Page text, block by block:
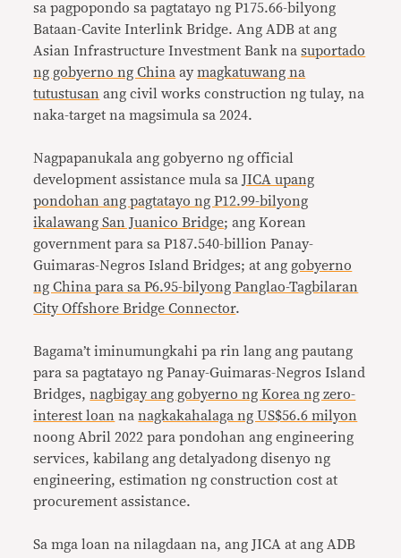
sa pagpopondo sa pagtatayo ng P175.66-bilyong
Bataan-Cavite Interlink Bridge. Ang ADB at ang
Asian Infrastructure Investment Bank nasuportado
ng gobyerno ng China aymagkatuwang na
tutustusan ang civil works construction ng tulay, na
naka-target na magsimula sa 2024.
Nagpapanukala ang gobyerno ng official
development assistance mula saJICA upang
pondohan ang pagtatayo ng P12.99-bilyong
ikalawang San Juanico Bridge; ang Korean
government para sa P187.540-billion Panay-
Guimaras-Negros Island Bridges; at ang gobyerno
ng China para sa P6.95-bilyong Panglao-Tagbilaran
City Offshore Bridge Connector.
Bagama’t iminumungkahi pa rin lang ang pautang
para sa pagtatayo ng Panay-Guimaras-Negros Island
Bridges,nagbigay ang gobyerno ng Korea ng zero-
interest loan nanagkakahalaga ng US$56.6 milyon
noong Abril 2022 para pondohan ang engineering
services, kabilang ang detalyadong disenyo ng
engineering, estimation ng construction cost at
procurement assistance.
Sa mga loan na nilagdaan na, ang JICA at ang ADB